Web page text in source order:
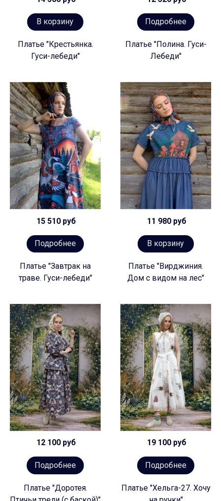
В корзину
Платье "Крестьянка.
Гуси-лебеди"
Подробнее
Платье "Полина. Гуси-
Лебеди"
15 510 руб
Подробнее
Платье "Завтрак на
траве. Гуси-лебеди"
11 980 руб
В корзину
Платье "Вирджиния.
Дом с видом на лес"
12 100 руб
Подробнее
Платье "Доротея.
19 100 руб
Подробнее
Платье "Хельга-27. Хочу